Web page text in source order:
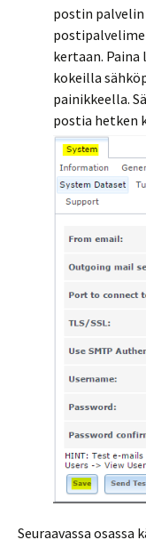
postin
kertaan. Paina
kokeilla
painikkeella.
postia hetken
Seuraavassa osassa